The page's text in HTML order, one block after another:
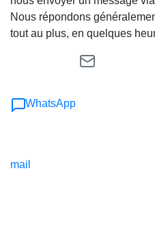
Nous répondons
tout au plus, en quelques
WhatsApp
mail